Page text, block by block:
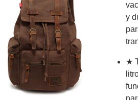
y
★